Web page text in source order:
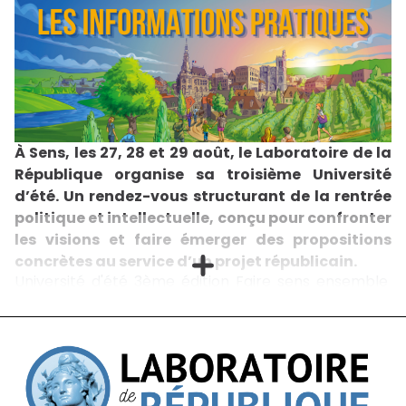
L’échange sera suivi d’un moment de convivialité,
avec un cocktail et une séance de dédicaces.
Informations pratiquesMardi 30 juin 2026 à
19h00Maison de l’Amérique latine217 boulevard
Saint-Germain, 75007 Paris S'inscrire
À Sens, les 27, 28 et 29 août, le Laboratoire de la
République organise sa troisième Université
d’été. Un rendez-vous structurant de la rentrée
politique et intellectuelle, conçu pour confronter
les visions et faire émerger des propositions
concrètes au service d’un projet républicain.
Université d'été 3ème édition Faire sens ensemble
m'inscris Du 27 au 29 août 2026, le Laboratoire de la
l’Yonne. Cette troisième édition s’ouvrira le 27 août
en soirée par une projection-débat, avant deux
journées d'échanges et de réflexion, les 28 et 29